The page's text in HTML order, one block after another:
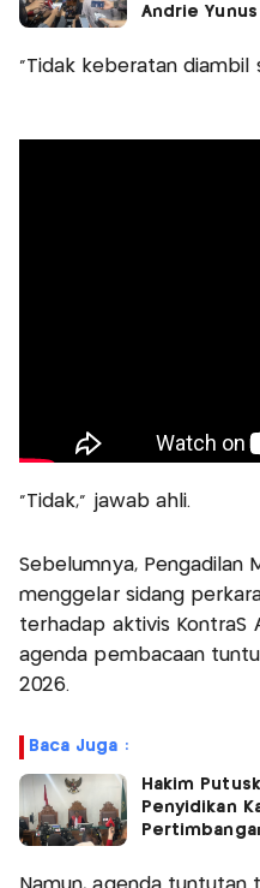
Andrie Yunus
"Tidak keberatan diambil
"Tidak," jawab ahli.
Sebelumnya, Pengadilan
menggelar sidang
terhadap aktivis KontraS
agenda pembacaan
2026.
Baca Juga :
Hakim
Penyidikan